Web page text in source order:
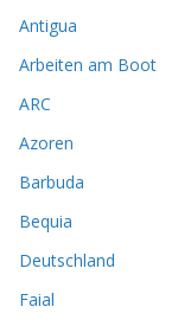
Antigua
Arbeiten am Boot
ARC
Azoren
Barbuda
Bequia
Deutschland
Faial